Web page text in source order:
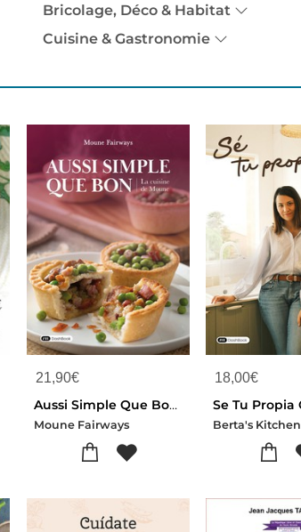
Bricolage, Déco & Habitat
Cuisine & Gastronomie
21,90€
Aussi Simple Que Bon : La Cuisine De Moune
Moune Fairways
18,00€
Berta's Kitchen